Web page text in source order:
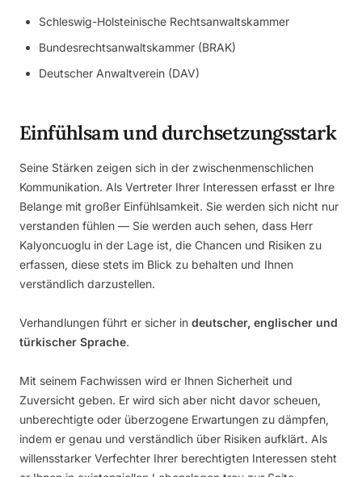
Schleswig-Holsteinische Rechtsanwaltskammer
Bundesrechtsanwaltskammer (BRAK)
Deutscher Anwaltverein (DAV)
Einfühlsam und durchsetzungsstark
Seine Stärken zeigen sich in der zwischenmenschlichen
Kommunikation. Als Vertreter Ihrer Interessen erfasst er Ihre
Belange mit großer Einfühlsamkeit. Sie werden sich nicht nur
verstanden fühlen — Sie werden auch sehen, dass Herr
Kalyoncuoglu in der Lage ist, die Chancen und Risiken zu
erfassen, diese stets im Blick zu behalten und Ihnen
verständlich darzustellen.
Verhandlungen führt er sicher in deutscher, englischer und
türkischer Sprache.
Mit seinem Fachwissen wird er Ihnen Sicherheit und
Zuversicht geben. Er wird sich aber nicht davor scheuen,
unberechtigte oder überzogene Erwartungen zu dämpfen,
indem er genau und verständlich über Risiken aufklärt. Als
willensstarker Verfechter Ihrer berechtigten Interessen steht